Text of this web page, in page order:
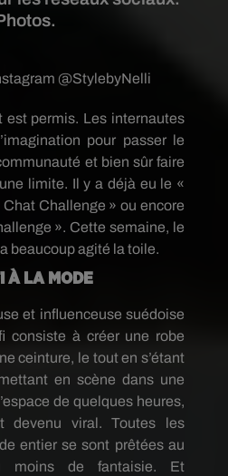
@StylebyNelli
est permis. Les internautes
pour passer le
et bien sûr faire
limite. Il y a déjà eu le «
Challenge » ou encore
». Cette semaine, le
beaucoup agité la toile.
À LA MODE
et influenceuse suédoise
consiste à créer une robe
ceinture, le tout en s’étant
en scène dans une
de quelques heures,
devenu viral. Toutes les
entier se sont prêtées au
moins de fantaisie. Et